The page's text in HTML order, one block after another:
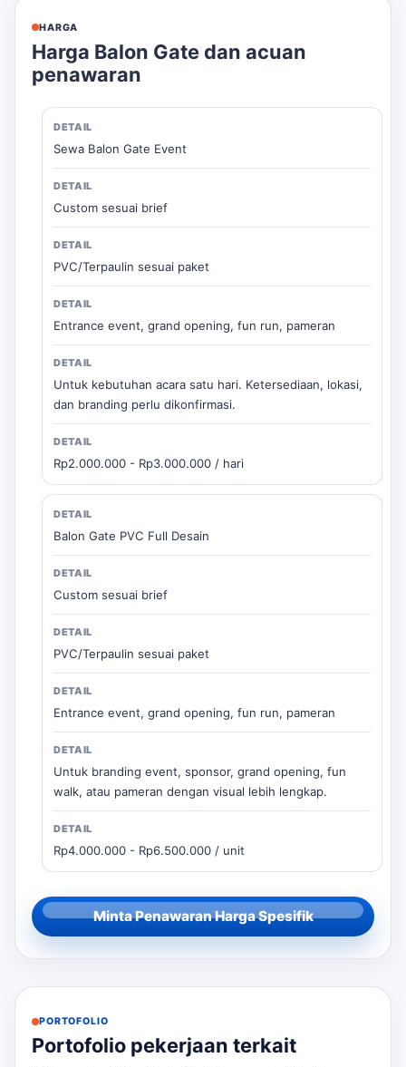
HARGA
Harga Balon Gate dan acuan
penawaran
Sewa Balon Gate Event
Custom sesuai brief
PVC/Terpaulin sesuai paket
Entrance event, grand opening, fun run, pameran
Untuk kebutuhan acara satu hari. Ketersediaan, lokasi,
dan branding perlu dikonfirmasi.
Rp2.000.000 - Rp3.000.000 / hari
Balon Gate PVC Full Desain
Custom sesuai brief
PVC/Terpaulin sesuai paket
Entrance event, grand opening, fun run, pameran
Untuk branding event, sponsor, grand opening, fun
walk, atau pameran dengan visual lebih lengkap.
Rp4.000.000 - Rp6.500.000 / unit
Minta Penawaran Harga Spesifik
PORTOFOLIO
Portofolio pekerjaan terkait